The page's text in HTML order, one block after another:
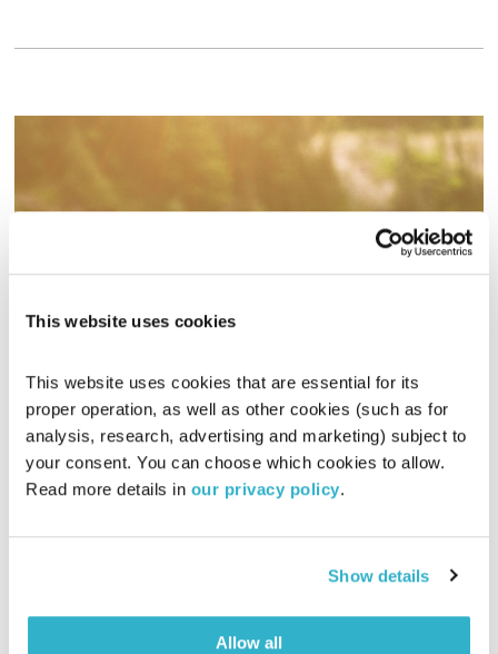
This website uses cookies
This website uses cookies that are essential for its
proper operation, as well as other cookies (such as for
analysis, research, advertising and marketing) subject to
your consent. You can choose which cookies to allow.
Read more details in our privacy policy.
Show details
Allow all
התעוררות
גליה גלעדי
08.08.19
01:26:52
גליה גלעדי מזמינה אתכם להתעורר יחדיו בכל בוקר עם מוזיקה